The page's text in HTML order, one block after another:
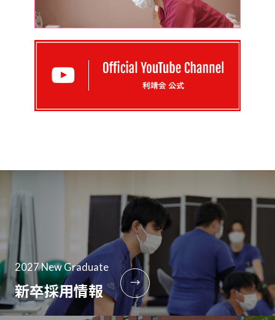
2027 New Graduate
新卒採用情報 →